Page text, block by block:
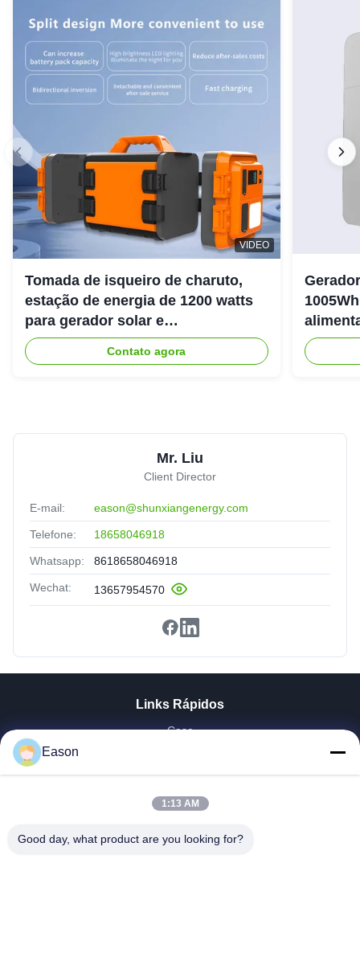
VIDEO
Tomada de isqueiro de charuto,
estação de energia de 1200 watts
para gerador solar e
armazenamento de energia
Contato agora
livre
Mr. Liu
Client Director
E-mail: eason@shunxiangenergy.com
Telefone: 18658046918
Whatsapp: 8618658046918
Wechat: 13657954570
Links Rápidos
Casa
Vídeos
Fábrica
Controle De Qualidade
Eason
1:13 AM
Good day, what product are you looking for?